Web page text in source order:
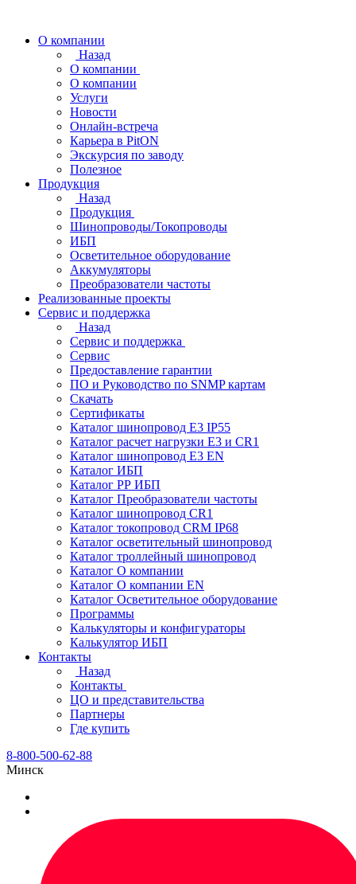
О компании
Назад
О компании
О компании
Услуги
Новости
Онлайн-встреча
Карьера в PitON
Экскурсия по заводу
Полезное
Продукция
Назад
Продукция
Шинопроводы/Токопроводы
ИБП
Осветительное оборудование
Аккумуляторы
Преобразователи частоты
Реализованные проекты
Сервис и поддержка
Назад
Сервис и поддержка
Сервис
Предоставление гарантии
ПО и Руководство по SNMP картам
Скачать
Сертификаты
Каталог шинопровод E3 IP55
Каталог расчет нагрузки Е3 и CR1
Каталог шинопровод E3 EN
Каталог ИБП
Каталог РР ИБП
Каталог Преобразователи частоты
Каталог шинопровод CR1
Каталог токопровод CRM IP68
Каталог осветительный шинопровод
Каталог троллейный шинопровод
Каталог О компании
Каталог О компании EN
Каталог Осветительное оборудование
Программы
Калькуляторы и конфигураторы
Калькулятор ИБП
Контакты
Назад
Контакты
ЦО и представительства
Партнеры
Где купить
8-800-500-62-88
Минск